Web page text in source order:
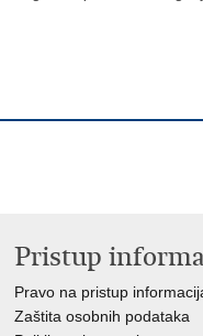
Pristup
Pravo na pristup
Zaštita osobnih podataka